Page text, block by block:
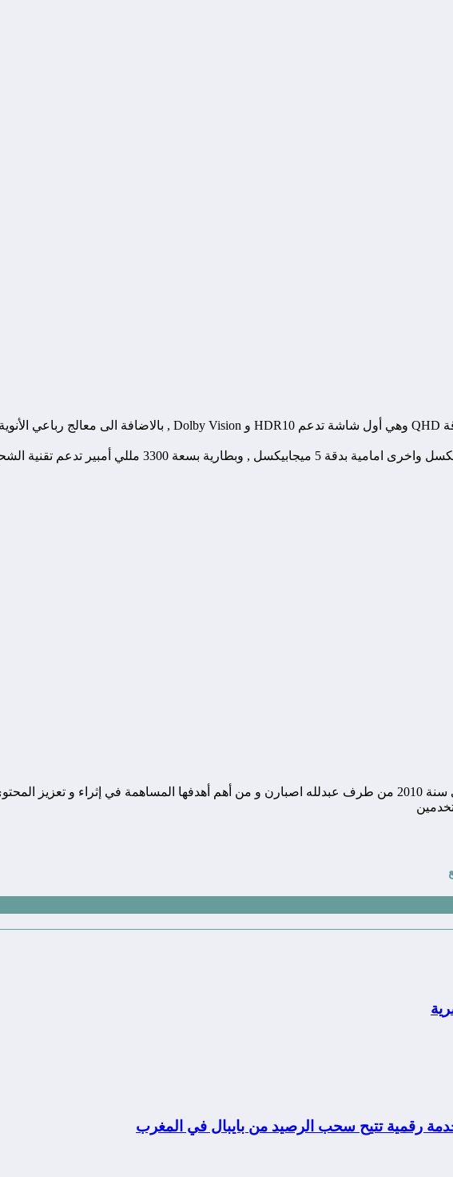
مدونة تقنية يوجد مقرها في المغرب, و قد تم تأسيسها في سنة 2010 من طرف عبدلله اصبارن و من أهم أهدفها
رقمية تتيح سحب الرصيد من بايبال في المغرب